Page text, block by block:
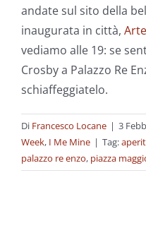
andate sul sito della
inaugurata in città,
vediamo alle 19: se
Crosby a Palazzo Re
schiaffeggiatelo.
Di Francesco Locane | 3
Week, I Me Mine | Tag:
palazzo re enzo, piazza